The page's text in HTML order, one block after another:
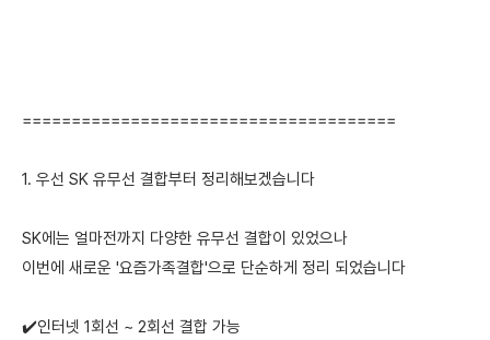
======================================
1. 우선 SK 유무선 결합부터 정리해보겠습니다
SK에는 얼마전까지 다양한 유무선 결합이 있었으나
이번에 새로운 '요즘가족결합'으로 단순하게 정리 되었습니다
✔️인터넷 1회선 ~ 2회선 결합 가능